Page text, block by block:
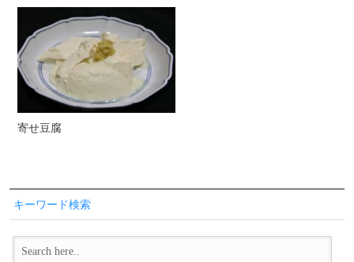
寄せ豆腐
キーワード検索